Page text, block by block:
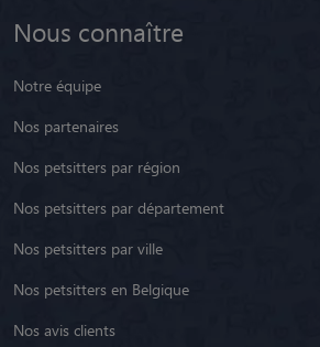
Nous connaître
Notre équipe
Nos partenaires
Nos petsitters par région
Nos petsitters par département
Nos petsitters par ville
Nos petsitters en Belgique
Nos avis clients